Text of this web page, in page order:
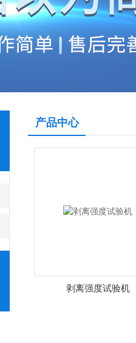
产品中心
剥离强度试验机